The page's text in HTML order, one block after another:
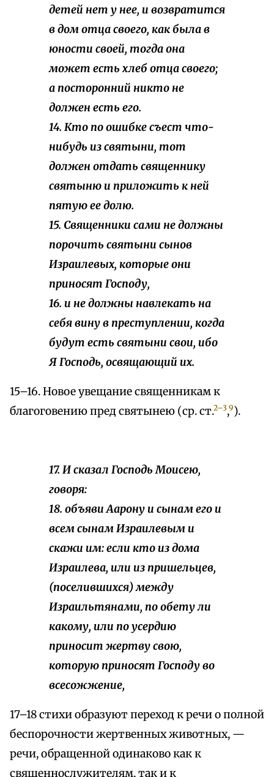
детей нет у нее, и возвратится
в дом отца своего, как была в
юности своей, тогда она
может есть хлеб отца своего;
а посторонний никто не
должен есть его.
14. Кто по ошибке съест что-
нибудь из святыни, тот
должен отдать священнику
святыню и приложить к ней
пятую ее долю.
15. Священники сами не должны
порочить святыни сынов
Израилевых, которые они
приносят Господу,
16. и не должны навлекать на
себя вину в преступлении, когда
будут есть святыни свои, ибо
Я Господь, освящающий их.
15–16. Новое увещание священникам к
благоговению пред святынею (ср. ст.2–3,9).
17. И сказал Господь Моисею,
говоря:
18. объяви Аарону и сынам его и
всем сынам Израилевым и
скажи им: если кто из дома
Израилева, или из пришельцев,
(поселившихся) между
Израильтянами, по обету ли
какому, или по усердию
приносит жертву свою,
которую приносят Господу во
всесожжение,
17–18 стихи образуют переход к речи о полной
беспорочности жертвенных животных, —
речи, обращенной одинаково как к
священнослужителям, так и к